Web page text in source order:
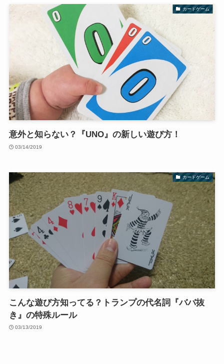
カードゲーム
意外と知らない？『UNO』の新しい遊び方！
03/14/2019
カードゲーム
こんな遊び方知ってる？トランプの代名詞『ババ抜
き』の特殊ルール
03/13/2019